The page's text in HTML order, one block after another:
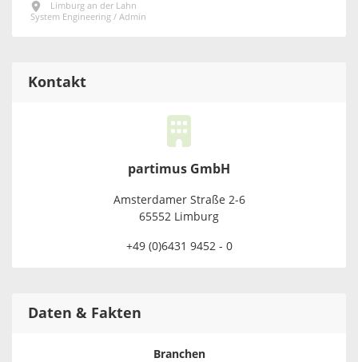
Limburg an der Lahn
System Engineering / Admin
Kontakt
partimus GmbH
Amsterdamer Straße 2-6
65552 Limburg
+49 (0)6431 9452 - 0
Daten & Fakten
Branchen